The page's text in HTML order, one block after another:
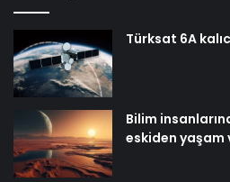
Türksat 6A
Bilim
eskiden yaşam